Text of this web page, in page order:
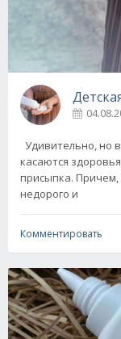
Удивительно, но
касаются
присыпка. Причем,
недорого и
Комментировать